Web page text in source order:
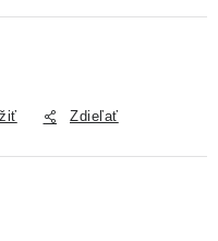
Zdieľať